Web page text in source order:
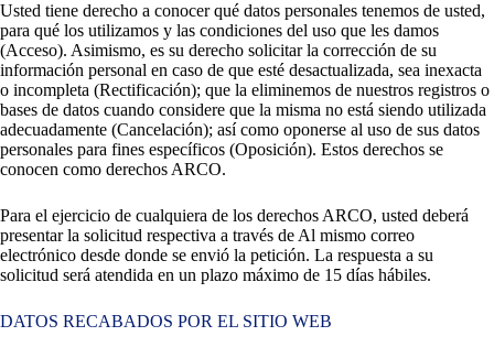
Usted tiene derecho a conocer qué datos personales tenemos de usted,
para qué los utilizamos y las condiciones del uso que les damos
(Acceso). Asimismo, es su derecho solicitar la corrección de su
información personal en caso de que esté desactualizada, sea inexacta
o incompleta (Rectificación); que la eliminemos de nuestros registros o
bases de datos cuando considere que la misma no está siendo utilizada
adecuadamente (Cancelación); así como oponerse al uso de sus datos
personales para fines específicos (Oposición). Estos derechos se
conocen como derechos ARCO.
Para el ejercicio de cualquiera de los derechos ARCO, usted deberá
presentar la solicitud respectiva a través de Al mismo correo
electrónico desde donde se envió la petición. La respuesta a su
solicitud será atendida en un plazo máximo de 15 días hábiles.
DATOS RECABADOS POR EL SITIO WEB